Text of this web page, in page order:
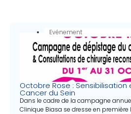
Evénement
Octobre Rose : Sensibilisation
Cancer du Sein
Dans le cadre de la campagne
Clinique Biasa se dresse en première